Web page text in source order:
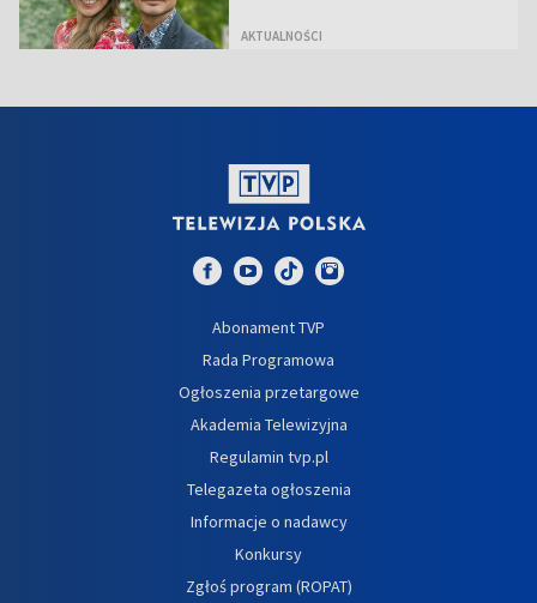
AKTUALNOŚCI
Abonament TVP
Rada Programowa
Ogłoszenia przetargowe
Akademia Telewizyjna
Regulamin tvp.pl
Telegazeta ogłoszenia
Informacje o nadawcy
Konkursy
Zgłoś program (ROPAT)